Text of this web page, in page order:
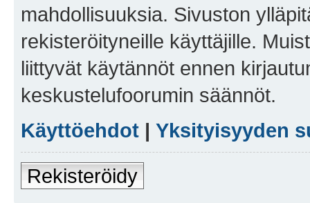
mahdollisuuksia. Sivuston
rekisteröityneille käyttäjille.
liittyvät käytännöt ennen
keskustelufoorumin säännöt.
Käyttöehdot | Yksityisyyden
Rekisteröidy